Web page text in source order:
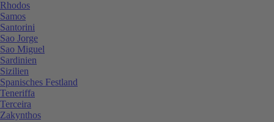
Rhodos
Samos
Santorini
Sao Jorge
Sao Miguel
Sardinien
Sizilien
Spanisches Festland
Teneriffa
Terceira
Zakynthos